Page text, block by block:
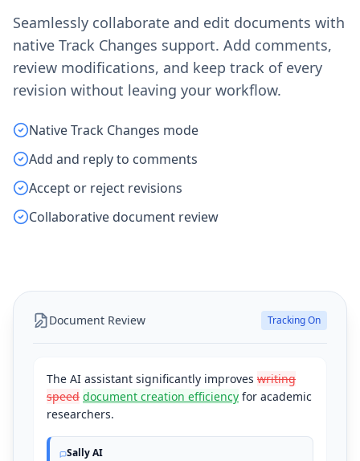
Seamlessly collaborate and edit documents with
native Track Changes support. Add comments,
review modifications, and keep track of every
revision without leaving your workflow.
Native Track Changes mode
Add and reply to comments
Accept or reject revisions
Collaborative document review
Document Review Tracking On
The AI assistant significantly improves writing
speed document creation efficiency for academic
researchers.
Sally AI